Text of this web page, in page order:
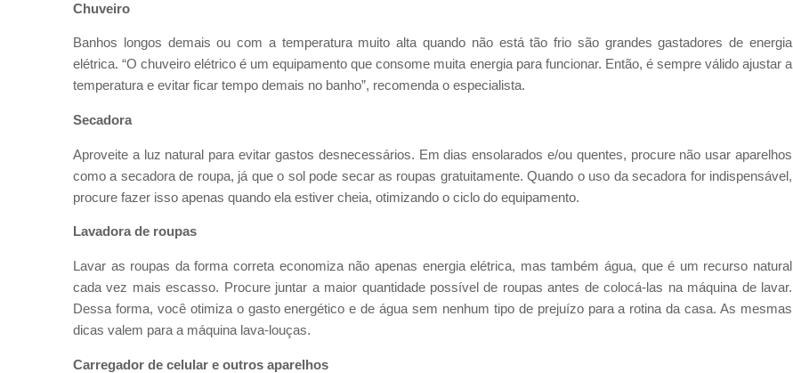
Chuveiro
Banhos longos demais ou com a temperatura muito alta quando não está tão frio são grandes gastadores de energia
elétrica. “O chuveiro elétrico é um equipamento que consome muita energia para funcionar. Então, é sempre válido ajustar a
temperatura e evitar ficar tempo demais no banho”, recomenda o especialista.
Secadora
Aproveite a luz natural para evitar gastos desnecessários. Em dias ensolarados e/ou quentes, procure não usar aparelhos
como a secadora de roupa, já que o sol pode secar as roupas gratuitamente. Quando o uso da secadora for indispensável,
procure fazer isso apenas quando ela estiver cheia, otimizando o ciclo do equipamento.
Lavadora de roupas
Lavar as roupas da forma correta economiza não apenas energia elétrica, mas também água, que é um recurso natural
cada vez mais escasso. Procure juntar a maior quantidade possível de roupas antes de colocá-las na máquina de lavar.
Dessa forma, você otimiza o gasto energético e de água sem nenhum tipo de prejuízo para a rotina da casa. As mesmas
dicas valem para a máquina lava-louças.
Carregador de celular e outros aparelhos